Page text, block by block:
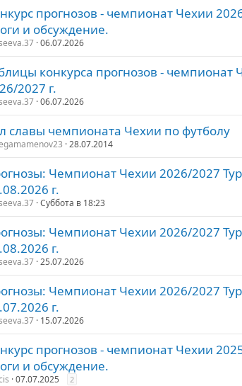
прогнозов - чемпионат Чехии
и обсуждение.
06.07.2026
конкурса прогнозов - чемпионат
2027 г.
06.07.2026
славы чемпионата Чехии по футболу
28.07.2014
Чемпионат Чехии 2026/2027
г.
Суббота в 18:23
Чемпионат Чехии 2026/2027
г.
25.07.2026
Чемпионат Чехии 2026/2027
г.
15.07.2026
прогнозов - чемпионат Чехии
и обсуждение.
07.07.2025 2